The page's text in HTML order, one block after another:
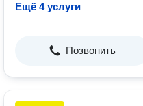
Ещё 4 услуги
Позвонить